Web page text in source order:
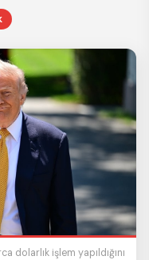
dolarlık işlem yapıldığını